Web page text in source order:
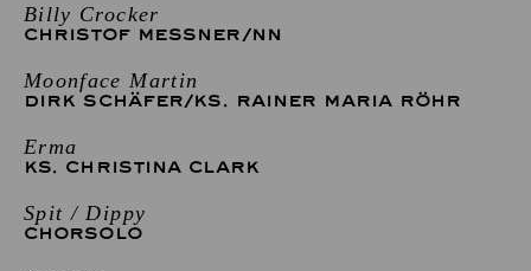
Billy Crocker
CHRISTOF MESSNER/NN
Moonface Martin
DIRK SCHÄFER/KS. RAINER MARIA RÖHR
Erma
KS. CHRISTINA CLARK
Spit / Dippy
CHORSOLO